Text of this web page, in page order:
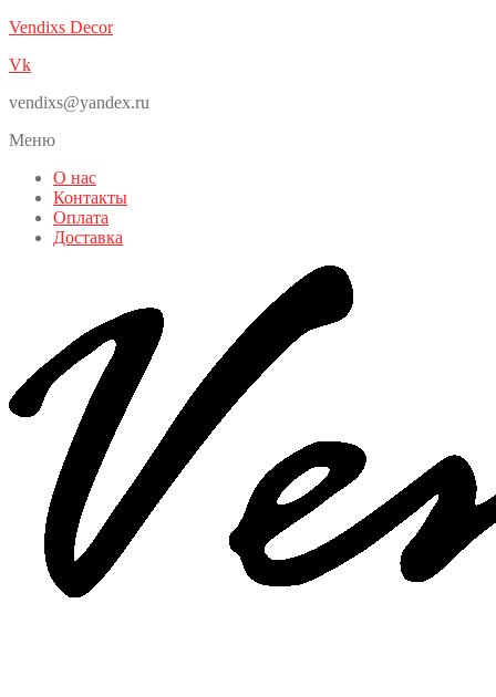
Vendixs Decor
Vk
vendixs@yandex.ru
Меню
О нас
Контакты
Оплата
Доставка